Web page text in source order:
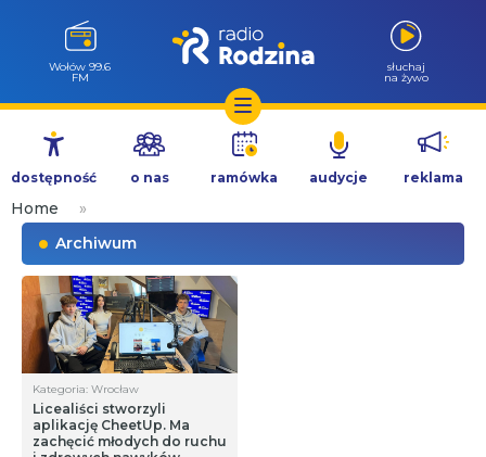
Przejdź
treści
Wołów 99.6
FM
słuchaj
na żywo
dostępność o nas ramówka audycje reklama
Home
»
Archiwum
Kategoria: Wrocław
Licealiści stworzyli
aplikację CheetUp. Ma
zachęcić młodych do ruchu